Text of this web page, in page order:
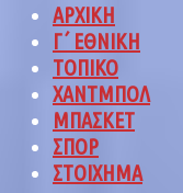
ΑΡΧΙΚΗ
Γ΄ ΕΘΝΙΚΗ
ΤΟΠΙΚΟ
ΧΑΝΤΜΠΟΛ
ΜΠΑΣΚΕΤ
ΣΠΟΡ
ΣΤΟΙΧΗΜΑ